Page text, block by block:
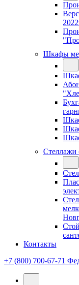
Шкафы
Стеллажи
Контакты
+7 (800) 700-67-71